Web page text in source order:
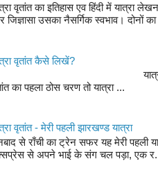
वृतांत का इतिहास एव हिंदी में यात्रा
जिज्ञासा उसका नैसर्गिक स्वभाव। दोनों
वृतांत कैसे लिखें?
वृतांत लेखन के
का पहला ठोस चरण तो यात्रा ...
वृतांत - मेरी पहली झारखण्ड यात्रा
से राँची का ट्रेन सफर यह मेरी पहली
से अपने भाई के संग चल पड़ा, एक